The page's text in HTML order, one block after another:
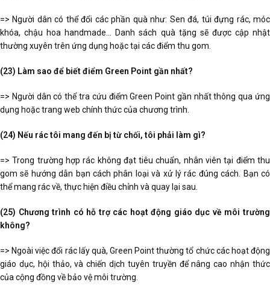
=> Người dân có thể đổi các phần quà như: Sen đá, túi đựng rác, móc
khóa, chậu hoa handmade… Danh sách quà tặng sẽ được cập nhật
thường xuyên trên ứng dụng hoặc tại các điểm thu gom.
(23) Làm sao để biết điểm Green Point gần nhất?
=> Người dân có thể tra cứu điểm Green Point gần nhất thông qua ứng
dụng hoặc trang web chính thức của chương trình.
(24) Nếu rác tôi mang đến bị từ chối, tôi phải làm gì?
=> Trong trường hợp rác không đạt tiêu chuẩn, nhân viên tại điểm thu
gom sẽ hướng dẫn bạn cách phân loại và xử lý rác đúng cách. Bạn có
thể mang rác về, thực hiện điều chỉnh và quay lại sau.
(25) Chương trình có hỗ trợ các hoạt động giáo dục về môi trường
không?
=> Ngoài việc đổi rác lấy quà, Green Point thường tổ chức các hoạt động
giáo dục, hội thảo, và chiến dịch tuyên truyền để nâng cao nhận thức
của cộng đồng về bảo vệ môi trường.